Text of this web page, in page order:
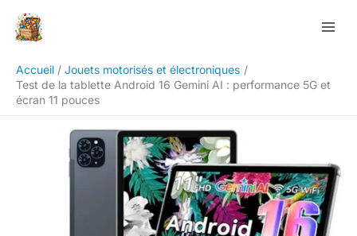
Accueil
Jouets motorisés et électroniques
Test de la tablette Android 16 Gemini AI : performance 5G et
écran 11 pouces
Rechercher